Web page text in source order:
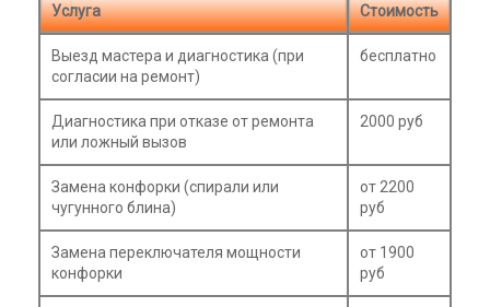
Услуга Стоимость
Выезд мастера и диагностика (при
согласии на ремонт)
бесплатно
Диагностика при отказе от ремонта
или ложный вызов
2000 руб
Замена конфорки (спирали или
чугунного блина)
от 2200
руб
Замена переключателя мощности
конфорки
от 1900
руб